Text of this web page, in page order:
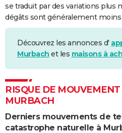
se traduit par des variations plus
dégâts sont généralement
Découvrez les annonces d'
Murbach et les maisons à
RISQUE DE
MURBACH
Derniers mouvements de
catastrophe naturelle à